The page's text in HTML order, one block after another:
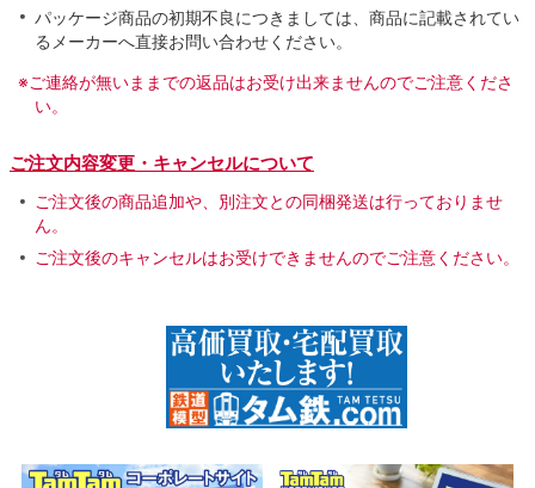
パッケージ商品の初期不良につきましては、商品に記載されてい
るメーカーへ直接お問い合わせください。
※ご連絡が無いままでの返品はお受け出来ませんのでご注意くださ
い。
ご注文内容変更・キャンセルについて
ご注文後の商品追加や、別注文との同梱発送は行っておりませ
ん。
ご注文後のキャンセルはお受けできませんのでご注意ください。